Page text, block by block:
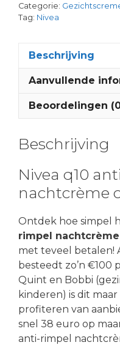
Categorie:
Tag: Nivea
Beschrijving
Aanvullende
Beoordelingen
Beschrijving
Nivea q10
nachtcrème
Ontdek hoe simpel
rimpel
met teveel betalen!
besteedt zo’n €100
Quint en Bobbi
kinderen) is dit
profiteren van
snel 38 euro op
anti-rimpel